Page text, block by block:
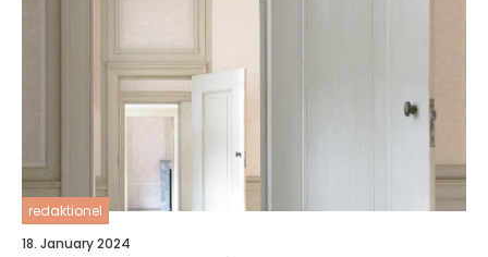
redaktionel
18. January 2024